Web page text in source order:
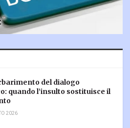
del dialogo
quando l’insulto sostituisce il
2026